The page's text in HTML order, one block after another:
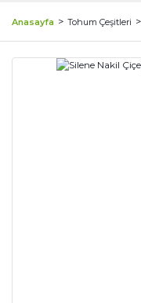
Anasayfa Tohum Çeşitleri